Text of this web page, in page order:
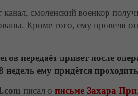
канал, смоленский военкор
Кроме того, ему провели
передаёт привет после
недель ему придётся
писал о письме Захара